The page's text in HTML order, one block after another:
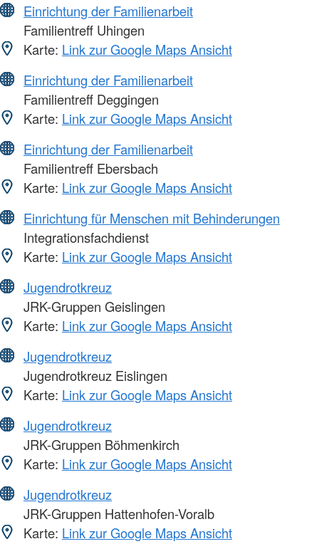
Einrichtung der Familienarbeit
Familientreff Uhingen
Karte: Link zur Google Maps Ansicht
Einrichtung der Familienarbeit
Familientreff Deggingen
Karte: Link zur Google Maps Ansicht
Einrichtung der Familienarbeit
Familientreff Ebersbach
Karte: Link zur Google Maps Ansicht
Einrichtung für Menschen mit Behinderungen
Integrationsfachdienst
Karte: Link zur Google Maps Ansicht
Jugendrotkreuz
JRK-Gruppen Geislingen
Karte: Link zur Google Maps Ansicht
Jugendrotkreuz
Jugendrotkreuz Eislingen
Karte: Link zur Google Maps Ansicht
Jugendrotkreuz
JRK-Gruppen Böhmenkirch
Karte: Link zur Google Maps Ansicht
Jugendrotkreuz
JRK-Gruppen Hattenhofen-Voralb
Karte: Link zur Google Maps Ansicht